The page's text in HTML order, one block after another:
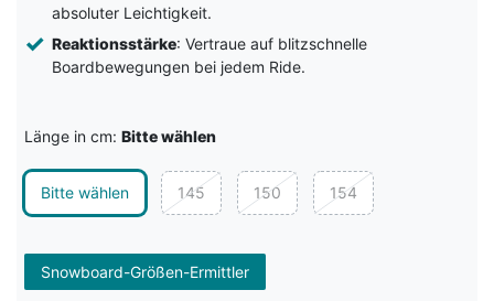
absoluter Leichtigkeit.
Reaktionsstärke: Vertraue auf blitzschnelle
Boardbewegungen bei jedem Ride.
Länge in cm: Bitte wählen
Bitte wählen 145 150 154
Snowboard-Größen-Ermittler